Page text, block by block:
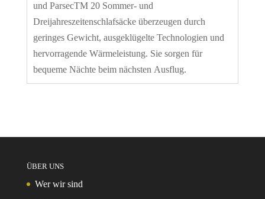
und ParsecTM 20 Sommer- und
Dreijahreszeitenschlafsäcke überzeugen durch
geringes Gewicht, ausgeklügelte Technologien und
hervorragende Wärmeleistung. Sie sorgen für
bequeme Nächte beim nächsten Ausflug.
ÜBER UNS
Wer wir sind